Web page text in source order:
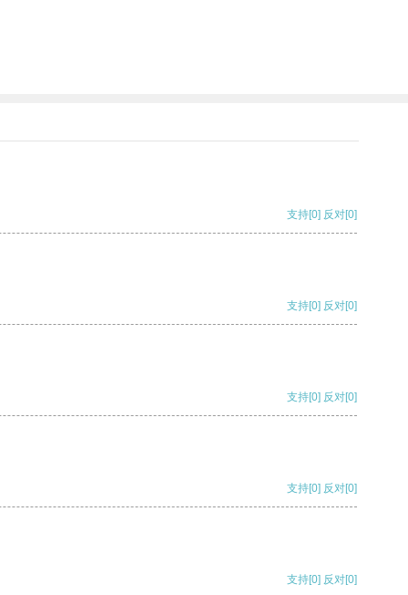
支持[0] 反对[0]
支持[0] 反对[0]
支持[0] 反对[0]
支持[0] 反对[0]
支持[0] 反对[0]